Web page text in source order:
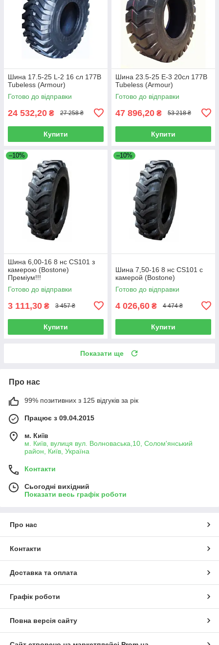
Шина 17.5-25 L-2 16 сл 177B
Tubeless (Armour)
Готово до відправки
24 532,20 ₴ 27 258 ₴
Купити
Шина 23.5-25 E-3 20сл 177B
Tubeless (Armour)
Готово до відправки
47 896,20 ₴ 53 218 ₴
Купити
–10%
Шина 6,00-16 8 нс CS101 з
камерою (Bostone)
Преміум!!!
Готово до відправки
3 111,30 ₴ 3 457 ₴
Купити
–10%
Шина 7,50-16 8 нс CS101 с
камерой (Bostone)
Готово до відправки
4 026,60 ₴ 4 474 ₴
Купити
Показати ще
Про нас
99% позитивних з 125 відгуків за рік
Працює з 09.04.2015
м. Київ
м. Київ, вулиця вул. Волноваська,10, Солом'янський
район, Київ, Україна
Контакти
Сьогодні вихідний
Показати весь графік роботи
Про нас
Контакти
Доставка та оплата
Графік роботи
Повна версія сайту